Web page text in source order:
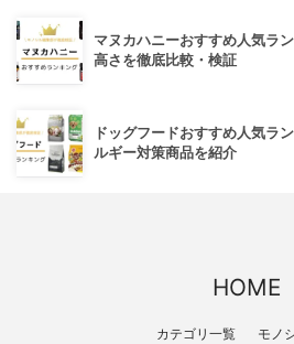
マヌカハニーおすすめ人気ラ
高さを徹底比較・検証
ドッグフードおすすめ人気ラ
ルギー対策商品を紹介
HOME
カテゴリ一覧 モノ